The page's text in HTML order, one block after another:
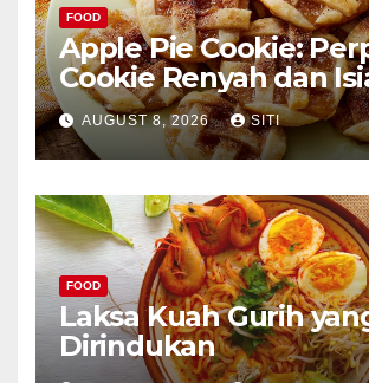
FOOD
Apple Pie Cookie:
Cookie Renyah dan
AUGUST 8, 2026 SITI
FOOD
Laksa Kuah Gurih
Dirindukan